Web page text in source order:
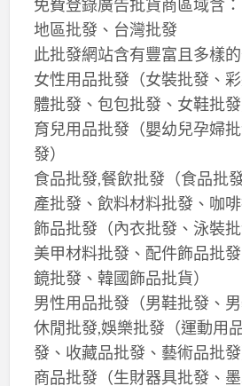
免費登錄廣告批貨商區域含
地區批發、台灣批發
此批發網站含有豐富且多樣
女性用品批發（女裝批發、
體批發、包包批發、女鞋批發
育兒用品批發（嬰幼兒孕婦
發）
食品批發,餐飲批發（食品批
產批發、飲料材料批發、咖啡
飾品批發（內衣批發、泳裝
美甲材料批發、配件飾品批
鏡批發、韓國飾品批貨）
男性用品批發（男鞋批發、男
休閒批發,娛樂批發（運動用
發、收藏品批發、藝術品批發
商品批發（生財器具批發、